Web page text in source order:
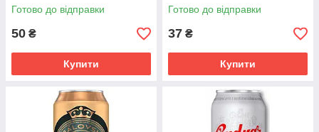
Готово до відправки
50 ₴
Купити
Готово до відправки
37 ₴
Купити